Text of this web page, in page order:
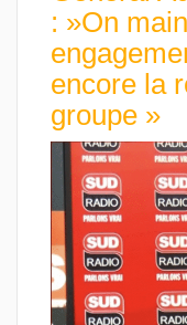
: »On
encore la
groupe »